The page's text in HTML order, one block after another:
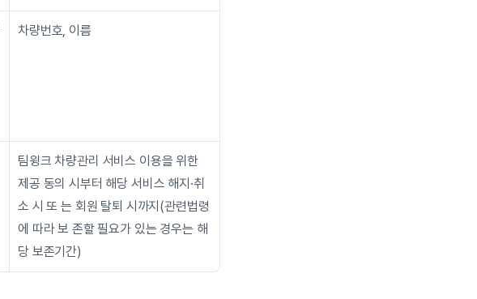
차량번호, 이름
팀윙크 차량관리 서비스 이용을 위한
제공 동의 시부터 해당 서비스 해지·취
소 시 또 는 회원 탈퇴 시까지(관련법령
에 따라 보 존할 필요가 있는 경우는 해
당 보존기간)